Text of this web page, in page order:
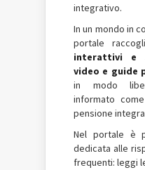
integrativo.
In un mondo in
portale
interattivi e
video e guide
in modo
informato
pensione
Nel portale è
dedicata alle
frequenti: leggi